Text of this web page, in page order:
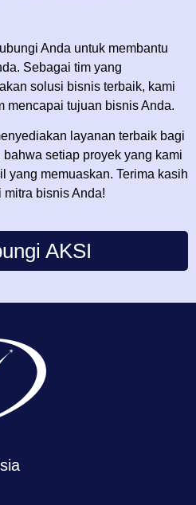
Anda untuk membantu
Sebagai tim yang
solusi bisnis terbaik, kami
mencapai tujuan bisnis Anda.
layanan terbaik bagi
setiap proyek yang kami
yang memuaskan. Terima kasih
bisnis Anda!
AKSI